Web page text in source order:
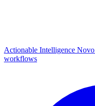
Actionable Intelligence Novo
workflows